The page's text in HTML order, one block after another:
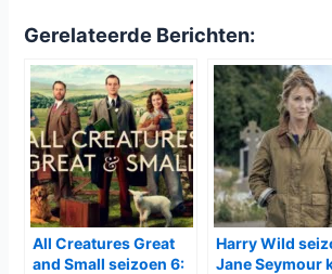
Gerelateerde Berichten:
All Creatures Great
and Small seizoen 6:
Harry Wild
Jane Seymour